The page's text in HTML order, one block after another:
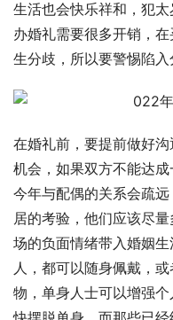
生活也会快乐祥和，犯
办婚礼需要很多开销，
生分歧，所以要警惕陷入
在婚礼前，要提前做好
机会，如果双方不能达
今年与配偶的关系会疏
居的考验，他们应该尽
场的负面情绪带入婚姻
人，都可以随身佩戴，
物，单身人士可以增强